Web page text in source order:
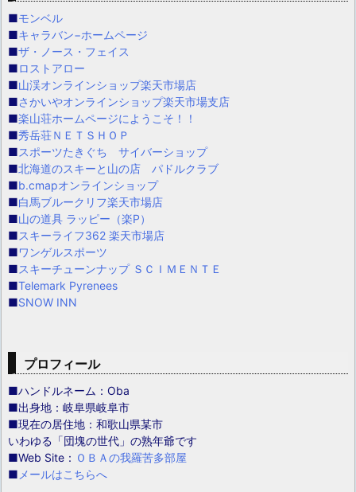
■モンベル
■キャラバン−ホームページ
■ザ・ノース・フェイス
■ロストアロー
■山渓オンラインショップ楽天市場店
■さかいやオンラインショップ楽天市場支店
■楽山荘ホームページにようこそ！！
■秀岳荘ＮＥＴＳＨＯＰ
■スポーツたきぐち サイバーショップ
■北海道のスキーと山の店 パドルクラブ
■b.cmapオンラインショップ
■白馬ブルークリフ楽天市場店
■山の道具 ラッピー（楽P）
■スキーライフ362 楽天市場店
■ワンゲルスポーツ
■スキーチューンナップ ＳＣＩＭＥＮＴＥ
■Telemark Pyrenees
■SNOW INN
プロフィール
■ハンドルネーム：Oba
■出身地：岐阜県岐阜市
■現在の居住地：和歌山県某市
いわゆる「団塊の世代」の熟年爺です
■Web Site： ＯＢＡの我羅苦多部屋
■ メールはこちらへ